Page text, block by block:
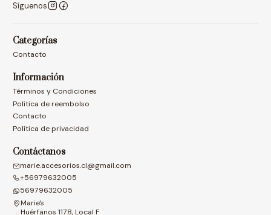
Síguenos
Categorías
Contacto
Información
Términos y Condiciones
Política de reembolso
Contacto
Política de privacidad
Contáctanos
marie.accesorios.cl@gmail.com
+56979632005
56979632005
Marie's
Huérfanos 1178, Local F